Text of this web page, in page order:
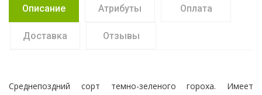
Описание Атрибуты Оплата
Доставка Отзывы
Среднепоздний сорт темно-зеленого гороха. Имеет